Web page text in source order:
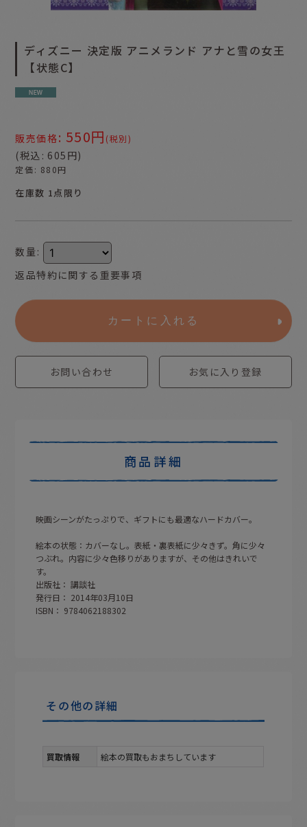
ディズニー 決定版 アニメランド アナと雪の女王
【状態C】
販売価格: 550円 (税別)
(税込 : 605 円)
定価: 880円
在庫数 1点限り
数量 :
返品特約に関する重要事項
カートに入れる
お問い合わせ お気に入り登録
商品詳細
映画シーンがたっぷりで、ギフトにも最適なハードカバー。
絵本の状態：カバーなし。表紙・裏表紙に少々きず。角に少々
つぶれ。内容に少々色移りがありますが、その他はきれいで
す。
出版社： 講談社
発行日： 2014年03月10日
ISBN： 9784062188302
その他の詳細
買取情報 絵本の買取もおまちしています